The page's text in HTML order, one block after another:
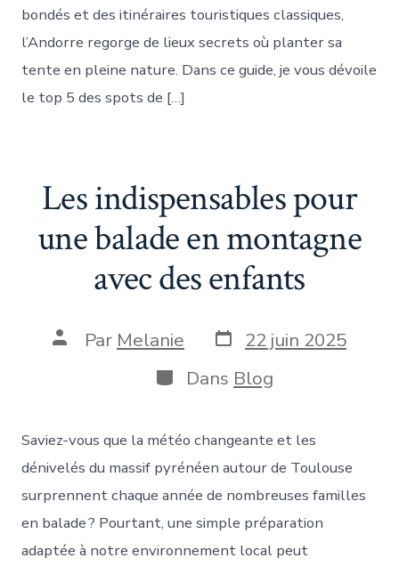
bondés et des itinéraires touristiques classiques,
l’Andorre regorge de lieux secrets où planter sa
tente en pleine nature. Dans ce guide, je vous dévoile
le top 5 des spots de […]
Les indispensables pour
une balade en montagne
avec des enfants
Auteur
Par Melanie Date
de
publication
22 juin 2025
Catégories
Dans Blog
Saviez-vous que la météo changeante et les
dénivelés du massif pyrénéen autour de Toulouse
surprennent chaque année de nombreuses familles
en balade ? Pourtant, une simple préparation
adaptée à notre environnement local peut